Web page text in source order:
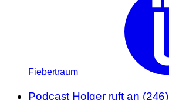
Fiebertraum
Podcast Holger ruft an (246)